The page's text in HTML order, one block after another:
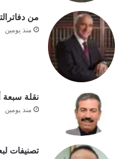
من
منذ يومين
نقلة سبعة
منذ يومين
تصنيفات